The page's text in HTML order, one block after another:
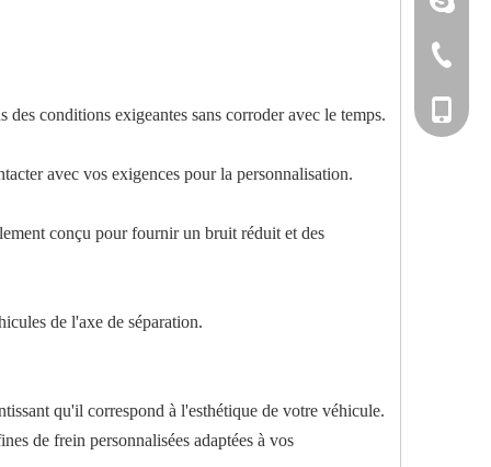
conditions exigeantes sans corroder avec le temps.
avec vos exigences pour la personnalisation.
conçu pour fournir un bruit réduit et des
de l'axe de séparation.
qu'il correspond à l'esthétique de votre véhicule.
de frein personnalisées adaptées à vos
+86-
+86-